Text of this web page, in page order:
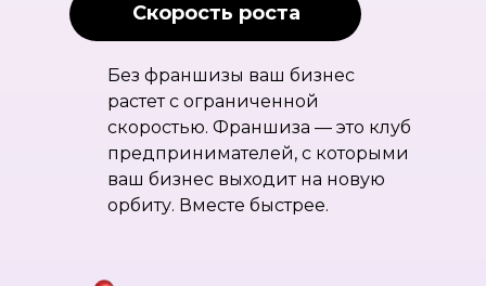
Скорость роста
Без франшизы ваш бизнес
растет с ограниченной
скоростью. Франшиза — это клуб
предпринимателей, с которыми
ваш бизнес выходит на новую
орбиту. Вместе быстрее.